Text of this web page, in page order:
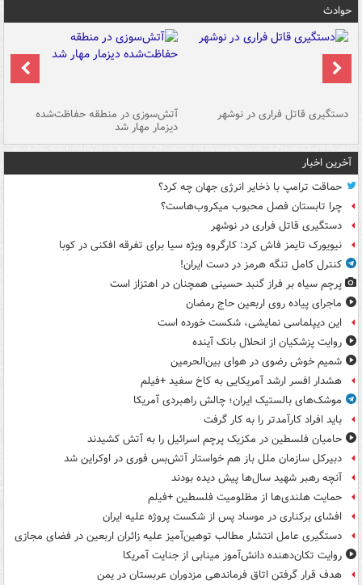
حوادث
دستگیری قاتل فراری در نوشهر آتش‌سوزی در منطقه حفاظت‌شده
دیزمار مهار شد
آخرین اخبار
حماقت ترامپ با ذخایر انرژی جهان چه کرد؟
چرا تابستان فصل محبوب میکروب‌هاست؟
دستگیری قاتل فراری در نوشهر
نیویورک تایمز فاش کرد: کارگروه ویژه سیا برای تفرقه افکنی در کوبا
کنترل کامل تنگه هرمز در دست ایران!
پرچم سیاه بر فراز گنبد حسینی همچنان در اهتزاز است
ماجرای پیاده روی اربعین حاج رمضان
این دیپلماسی نمایشی، شکست خورده است
روایت پزشکیان از انحلال بانک آینده
شمیم خوش رضوی در هوای بین‌الحرمین
هشدار افسر ارشد آمریکایی به کاخ سفید +فیلم
موشک‌های بالستیک ایران؛ چالش راهبردی آمریکا
باید افراد کارآمدتر را به کار گرفت
حامیان فلسطین در مکزیک پرچم اسرائیل را به آتش کشیدند
دبیرکل سازمان ملل باز هم خواستار آتش‌بس فوری در اوکراین شد
آنچه رهبر شهید سال‌ها پیش دیده بودند
حمایت هلندی‌ها از مظلومیت فلسطین +فیلم
افشای برکناری در موساد پس از شکست پروژه علیه ایران
دستگیری عامل انتشار مطالب توهین‌آمیز علیه زائران اربعین در فضای مجازی
روایت تکان‌دهنده دانش‌آموز مینابی از جنایت آمریکا
هدف قرار گرفتن اتاق‌ فرماندهی مزدوران عربستان در یمن